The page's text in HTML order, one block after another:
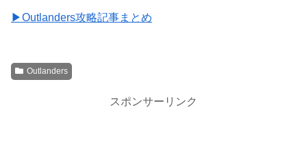
▶Outlanders攻略記事まとめ
Outlanders
スポンサーリンク